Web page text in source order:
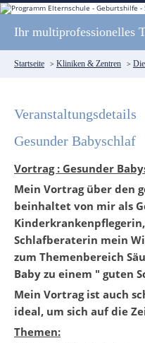
Ihr multiprofessionelles
Startseite > Kliniken & Zentren >
Veranstaltungsdetails
Gesunder Babyschlaf
Vortrag : Gesunder
Mein Vortrag über den
beinhaltet von mir als
Schlafberaterin mein
zum Themenbereich
Baby zu einem " guten
Mein Vortrag ist auch
ideal, um sich auf die
Themen: